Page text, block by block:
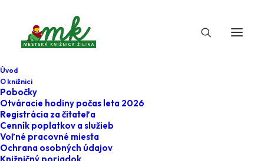
Úvod
O knižnici
Pobočky
Otváracie hodiny počas leta 2026
Registrácia za čitateľa
Cenník poplatkov a služieb
Voľné pracovné miesta
Ochrana osobných údajov